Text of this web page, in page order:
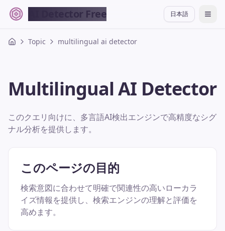
AI Detector Free 日本語 切换
Topic multilingual ai detector
Multilingual AI Detector
このクエリ向けに、多言語AI検出エンジンで高精度なシグ
ナル分析を提供します。
このページの目的
検索意図に合わせて明確で関連性の高いローカラ
イズ情報を提供し、検索エンジンの理解と評価を
高めます。